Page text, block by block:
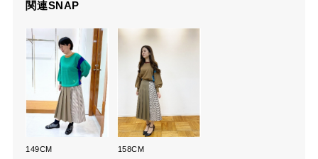
関連SNAP
149CM 158CM